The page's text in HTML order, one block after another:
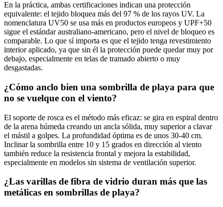
En la práctica, ambas certificaciones indican una protección
equivalente: el tejido bloquea más del 97 % de los rayos UV. La
nomenclatura UV50 se usa más en productos europeos y UPF+50
sigue el estándar australiano-americano, pero el nivel de bloqueo es
comparable. Lo que sí importa es que el tejido tenga revestimiento
interior aplicado, ya que sin él la protección puede quedar muy por
debajo, especialmente en telas de tramado abierto o muy
desgastadas.
¿Cómo anclo bien una sombrilla de playa para que
no se vuelque con el viento?
El soporte de rosca es el método más eficaz: se gira en espiral dentro
de la arena húmeda creando un ancla sólida, muy superior a clavar
el mástil a golpes. La profundidad óptima es de unos 30-40 cm.
Inclinar la sombrilla entre 10 y 15 grados en dirección al viento
también reduce la resistencia frontal y mejora la estabilidad,
especialmente en modelos sin sistema de ventilación superior.
¿Las varillas de fibra de vidrio duran más que las
metálicas en sombrillas de playa?